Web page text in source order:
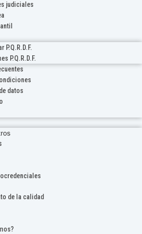
judiciales
P.Q.R.D.F.
P.Q.R.D.F.
datos
de la calidad